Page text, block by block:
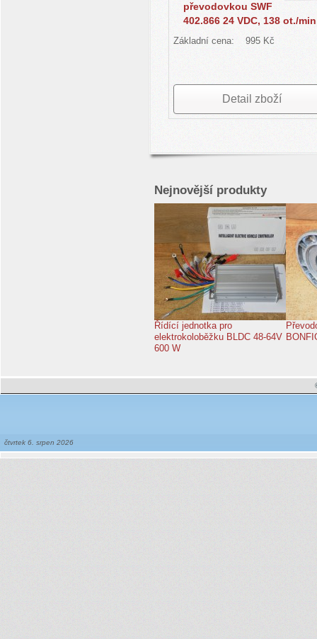
převodovkou SWF
402.866 24 VDC, 138 ot./
Základní cena: 995 Kč
Detail zboží
Nejnovější produkty
Řídící jednotka pro
elektrokoloběžku BLDC 48-64V
600 W
čtvrtek 6. srpen 2026